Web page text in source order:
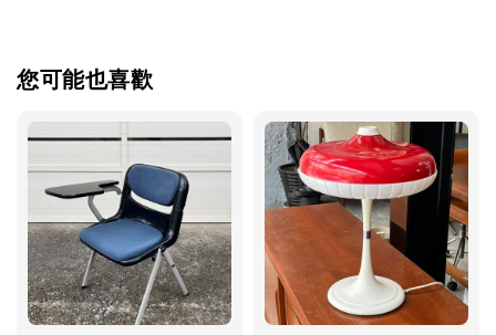
您可能也喜歡